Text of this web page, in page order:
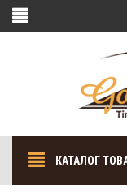
КАТАЛОГ